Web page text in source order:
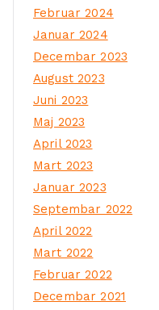
Februar 2024
Januar 2024
Decembar 2023
August 2023
Juni 2023
Maj 2023
April 2023
Mart 2023
Januar 2023
Septembar 2022
April 2022
Mart 2022
Februar 2022
Decembar 2021